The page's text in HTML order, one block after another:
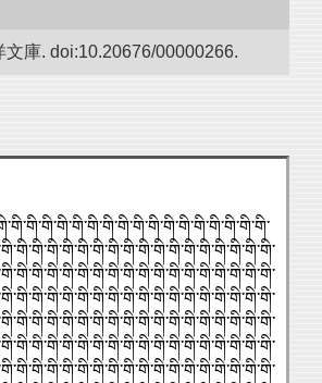
庫. doi:10.20676/00000266.